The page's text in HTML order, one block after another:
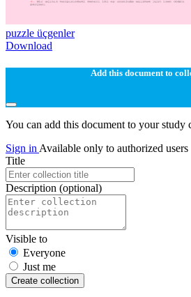
puzzle üçgenler
Download
Add this document to
You can add this document to your study
Sign in Available only to authorized users
Title
Description (optional)
Visible to
Everyone
Just me
Create collection